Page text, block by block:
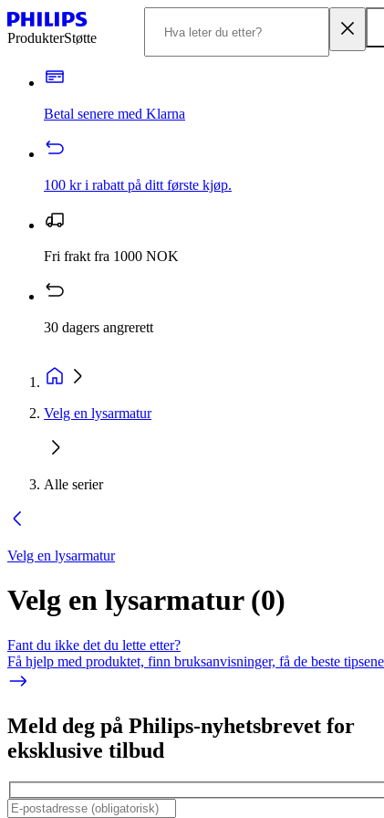
ProdukterStøtte
Betal senere med Klarna
100 kr i rabatt på ditt første kjøp.
Fri frakt fra 1000 NOK
30 dagers angrerett
Velg en lysarmatur
Alle serier
Velg en lysarmatur
Velg en lysarmatur(0)
Fant du ikke det du lette etter?
Få hjelp med produktet, finn bruksanvisninger, få de beste
Meld deg på Philips-nyhetsbrevet for
eksklusive tilbud